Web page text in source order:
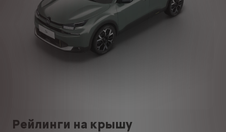
Рейлинги на крышу